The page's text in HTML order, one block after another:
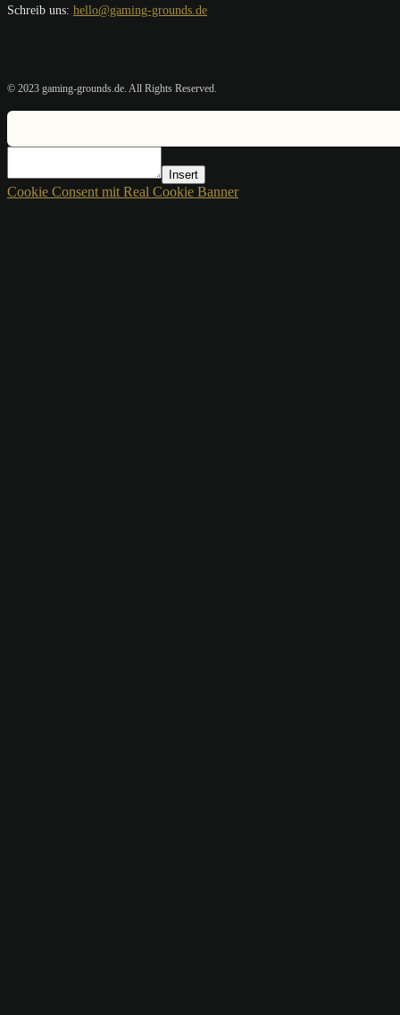
Schreib uns: hello@gaming-grounds.de
© 2023 gaming-grounds.de. All Rights Reserved.
Insert
Cookie Consent mit Real Cookie Banner